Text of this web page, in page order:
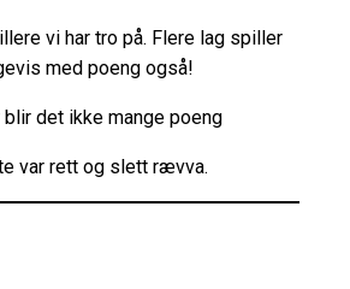
vi har tro på. Flere lag spiller
med poeng også!
det ikke mange poeng
var rett og slett rævva.